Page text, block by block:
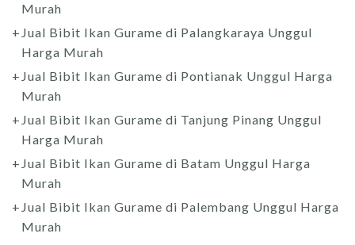
Murah
Jual Bibit Ikan Gurame di Palangkaraya Unggul
Harga Murah
Jual Bibit Ikan Gurame di Pontianak Unggul Harga
Murah
Jual Bibit Ikan Gurame di Tanjung Pinang Unggul
Harga Murah
Jual Bibit Ikan Gurame di Batam Unggul Harga
Murah
Jual Bibit Ikan Gurame di Palembang Unggul Harga
Murah